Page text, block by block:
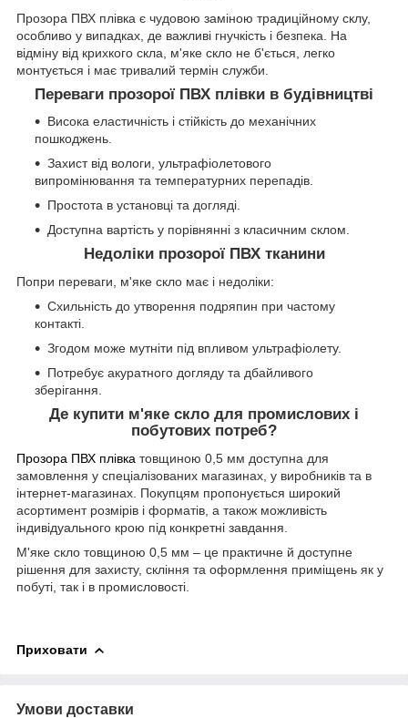
Прозора ПВХ плівка є чудовою заміною традиційному склу,
особливо у випадках, де важливі гнучкість і безпека. На
відміну від крихкого скла, м'яке скло не б'ється, легко
монтується і має тривалий термін служби.
Переваги прозорої ПВХ плівки в будівництві
Висока еластичність і стійкість до механічних
пошкоджень.
Захист від вологи, ультрафіолетового
випромінювання та температурних перепадів.
Простота в установці та догляді.
Доступна вартість у порівнянні з класичним склом.
Недоліки прозорої ПВХ тканини
Попри переваги, м'яке скло має і недоліки:
Схильність до утворення подряпин при частому
контакті.
Згодом може мутніти під впливом ультрафіолету.
Потребує акуратного догляду та дбайливого
зберігання.
Де купити м'яке скло для промислових і
побутових потреб?
Прозора ПВХ плівка товщиною 0,5 мм доступна для
замовлення у спеціалізованих магазинах, у виробників та в
інтернет-магазинах. Покупцям пропонується широкий
асортимент розмірів і форматів, а також можливість
індивідуального крою під конкретні завдання.
М'яке скло товщиною 0,5 мм – це практичне й доступне
рішення для захисту, скління та оформлення приміщень як у
побуті, так і в промисловості.
Приховати
Умови доставки